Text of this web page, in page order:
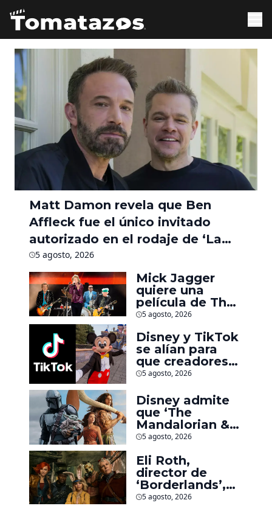
Matt Damon revela que Ben
Affleck fue el único invitado
autorizado en el rodaje de ‘La
Odisea’ durante seis meses
5 agosto, 2026
Mick Jagger
quiere una
película de The
Rolling Stones
los biopics de
The Beatles
5 agosto, 2026
Disney y TikTok
se alían para
que creadores
hagan videos
de Marvel, Pixar
y ‘Star Wars’
5 agosto, 2026
Disney admite
que ‘The
Mandalorian &
Grogu’ y
decepciones en
taquilla pero
lograron algo
especial
5 agosto, 2026
Eli Roth,
director de
‘Borderlands’,
culpa al estudio
5 agosto, 2026